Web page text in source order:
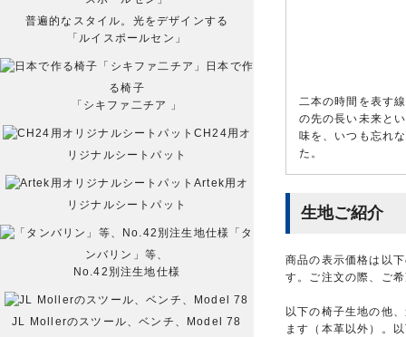
二本の時間を表す
の先の長い未来と
味を、いつも忘れ
た。
生地ご紹介
商品の表示価格は以
す。ご注文の際、ご
以下の椅子生地の他
ます（本革以外）。
普遍的なスタイル。光をデザインする
「ルイスポールセン」
日本で作
る椅子
「シキファ二チア 」
CH24用オ
リジナルシートパット
Artek用オ
リジナルシートパット
「タ
ンバリン」等、
No.42別注生地仕様
JL Mollerのスツール、ベンチ、Model 78